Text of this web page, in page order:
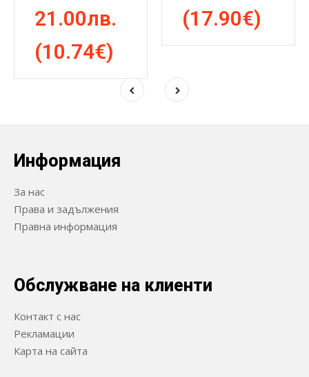
21.00лв.
(10.74€)
(17.90€)
Информация
За нас
Права и задължения
Правна информация
Обслужване на клиенти
Контакт с нас
Рекламации
Карта на сайта